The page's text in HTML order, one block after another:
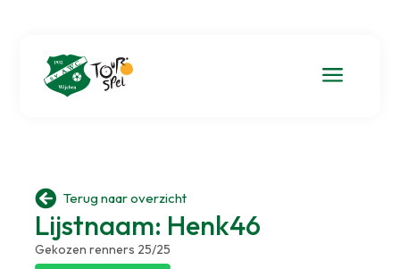
a
 Terug naar overzicht
Lijstnaam: Henk46
Gekozen renners 25/25